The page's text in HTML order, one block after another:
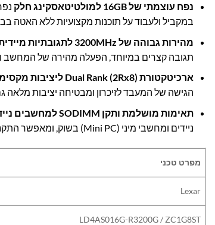
נפח עוצמתי של 16GB למולטיטאסקינג חלק
במקביל ולעבוד על תוכנות מקצועיות ללא האטה
מהירות גבוהה של 3200 MHz לתגובתיות
תגובה קצרים במיוחד, הפעלה מהירה של המחשב
ארכיטקטורתDual Rank (2Rx8) ליציבות
הגישה של המעבד לזיכרון ומבטיחה יציבות
תאימות מושלמת ותקן
למחשבים
ניידים ומחשבי מיני (Mini PC) בשוק, ומאפשר התקנה פשוטה ומהירה (Plug & Play).
מפרט טכני
Lexar
LD4AS016G-R3200G / ZC1G8ST